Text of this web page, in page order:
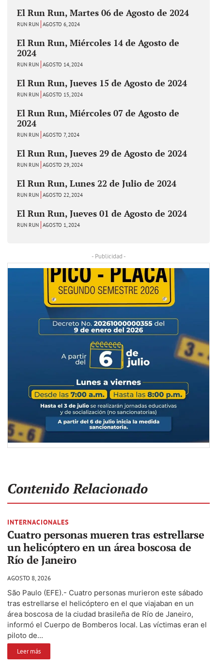
El Run Run, Martes 06 de Agosto de 2024
RUN RUN AGOSTO 6, 2024
El Run Run, Miércoles 14 de Agosto de
2024
RUN RUN AGOSTO 14, 2024
El Run Run, Jueves 15 de Agosto de 2024
RUN RUN AGOSTO 15, 2024
El Run Run, Miércoles 07 de Agosto de
2024
RUN RUN AGOSTO 7, 2024
El Run Run, Jueves 29 de Agosto de 2024
RUN RUN AGOSTO 29, 2024
El Run Run, Lunes 22 de Julio de 2024
RUN RUN AGOSTO 22, 2024
El Run Run, Jueves 01 de Agosto de 2024
RUN RUN AGOSTO 1, 2024
- Publicidad -
Contenido Relacionado
INTERNACIONALES
Cuatro personas mueren tras estrellarse
un helicóptero en un área boscosa de
Río de Janeiro
AGOSTO 8, 2026
São Paulo (EFE).- Cuatro personas murieron este sábado
tras estrellarse el helicóptero en el que viajaban en un
área boscosa de la ciudad brasileña de Río de Janeiro,
informó el Cuerpo de Bomberos local. Las víctimas eran el
piloto de...
Leer más